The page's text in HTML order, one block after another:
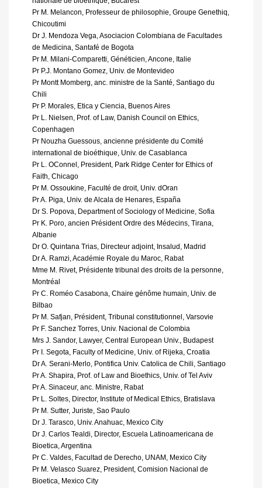
Pr M. Melancon, Professeur de philosophie, Groupe Genethiq,
Chicoutimi
Dr J. Mendoza Vega, Asociacion Colombiana de Facultades
de Medicina, Santafé de Bogota
Pr M. Milani-Comparetti, Généticien, Ancone, Italie
Pr P.J. Montano Gomez, Univ. de Montevideo
Pr Montt Momberg, anc. ministre de la Santé, Santiago du
Chili
Pr P. Morales, Etica y Ciencia, Buenos Aires
Pr L. Nielsen, Prof. of Law, Danish Council on Ethics,
Copenhagen
Pr Nouzha Guessous, ancienne présidente du Comité
international de bioéthique, Univ. de Casablanca
Pr L. OConnel, President, Park Ridge Center for Ethics of
Faith, Chicago
Pr M. Ossoukine, Faculté de droit, Univ. dOran
Pr A. Piga, Univ. de Alcala de Henares, España
Dr S. Popova, Department of Sociology of Medicine, Sofia
Pr K. Poro, ancien Président Ordre des Médecins, Tirana,
Albanie
Dr O. Quintana Trias, Directeur adjoint, Insalud, Madrid
Dr A. Ramzi, Académie Royale du Maroc, Rabat
Mme M. Rivet, Présidente tribunal des droits de la personne,
Montréal
Pr C. Roméo Casabona, Chaire génôme humain, Univ. de
Bilbao
Pr M. Safjan, Président, Tribunal constitutionnel, Varsovie
Pr F. Sanchez Torres, Univ. Nacional de Colombia
Mrs J. Sandor, Lawyer, Central European Univ., Budapest
Pr I. Segota, Faculty of Medicine, Univ. of Rijeka, Croatia
Dr A. Serani-Merlo, Pontifica Univ. Catolica de Chili, Santiago
Pr A. Shapira, Prof. of Law and Bioethics, Univ. of Tel Aviv
Pr A. Sinaceur, anc. Ministre, Rabat
Pr L. Soltes, Director, Institute of Medical Ethics, Bratislava
Pr M. Sutter, Juriste, Sao Paulo
Dr J. Tarasco, Univ. Anahuac, Mexico City
Dr J. Carlos Tealdi, Director, Escuela Latinoamericana de
Bioetica, Argentina
Pr C. Valdes, Facultad de Derecho, UNAM, Mexico City
Pr M. Velasco Suarez, President, Comision Nacional de
Bioetica, Mexico City